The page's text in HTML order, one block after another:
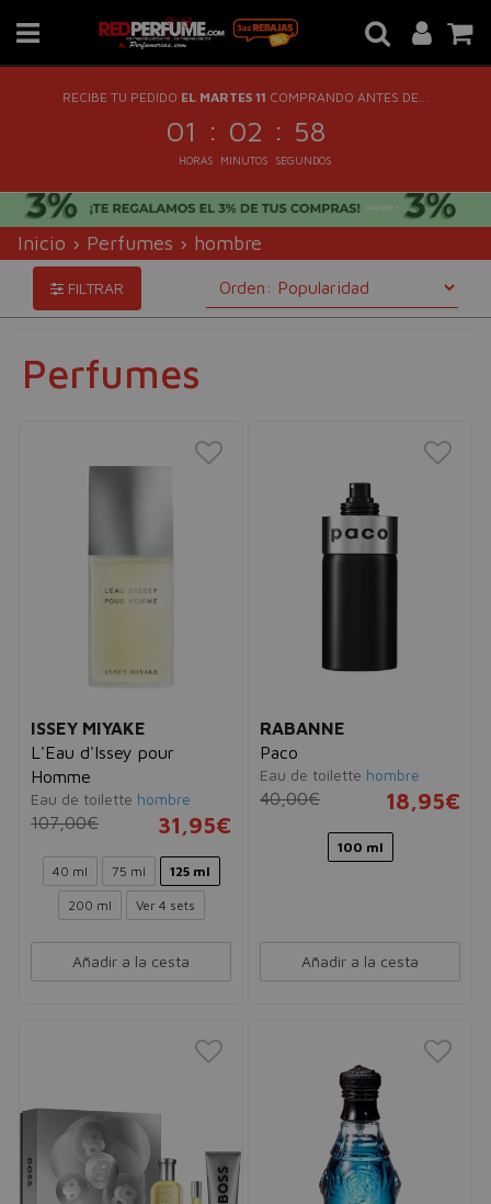
RECIBE TU PEDIDO EL MARTES 11 COMPRANDO ANTES DE...
01 : 02 : 57
HORAS MINUTOS SEGUNDOS
Inicio › Perfumes › hombre
FILTRAR
Perfumes
ISSEY MIYAKE
L'Eau d'Issey pour
Homme
Eau de toilette hombre
107,00€ 31,95€
40 ml 75 ml 125 ml
200 ml Ver 4 sets
Añadir a la cesta
RABANNE
Paco
Eau de toilette hombre
40,00€ 18,95€
100 ml
Añadir a la cesta